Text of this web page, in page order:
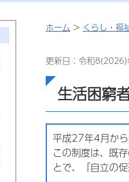
ホーム > くらし・福
更新日：令和
生活困窮
平成27年4月から
この制度は、既
とで、「自立の